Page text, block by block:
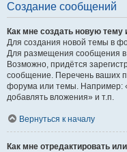
Создание сообщений
Как мне создать новую
Для создания новой темы в
Для размещения сообщения в
Возможно, придётся
сообщение. Перечень ваших
форума или темы. Например:
добавлять вложения» и т.п.
Вернуться к началу
Как мне отредактировать